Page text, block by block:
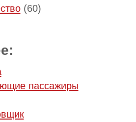
(60)
пассажиры